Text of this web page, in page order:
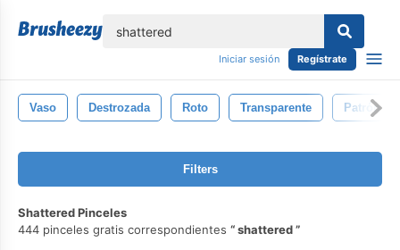
Iniciar sesión Regístrate
Vaso Destrozada Roto Transparente Patrón
Filters
Shattered Pinceles
444 pinceles gratis correspondientes
shattered